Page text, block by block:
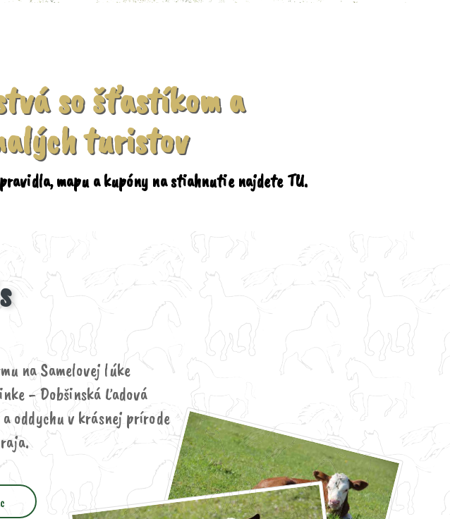
so šťastíkom a
turistov
mapu a kupóny na stiahnutie najdete TU.
na Samelovej lúke
- Dobšinská Ľadová
oddychu v krásnej prírode